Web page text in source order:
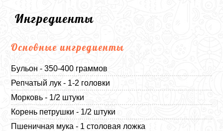
Ингредиенты
Основные ингредиенты
Бульон - 350-400 граммов
Репчатый лук - 1-2 головки
Морковь - 1/2 штуки
Корень петрушки - 1/2 штуки
Пшеничная мука - 1 столовая ложка